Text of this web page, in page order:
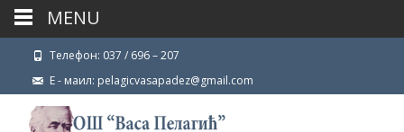
Телефон: 037 / 696 – 207
Е - маил: pelagicvasapadez@gmail.com
MENU